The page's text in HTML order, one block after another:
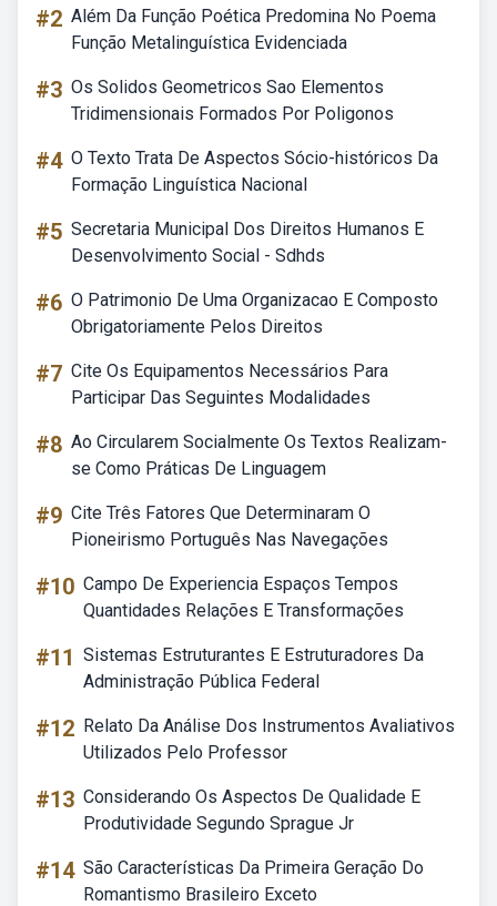
#2 Além Da Função Poética Predomina No Poema
Função Metalinguística Evidenciada
#3 Os Solidos Geometricos Sao Elementos
Tridimensionais Formados Por Poligonos
#4 O Texto Trata De Aspectos Sócio-históricos Da
Formação Linguística Nacional
#5 Secretaria Municipal Dos Direitos Humanos E
Desenvolvimento Social - Sdhds
#6 O Patrimonio De Uma Organizacao E Composto
Obrigatoriamente Pelos Direitos
#7 Cite Os Equipamentos Necessários Para
Participar Das Seguintes Modalidades
#8 Ao Circularem Socialmente Os Textos Realizam-
se Como Práticas De Linguagem
#9 Cite Três Fatores Que Determinaram O
Pioneirismo Português Nas Navegações
#10 Campo De Experiencia Espaços Tempos
Quantidades Relações E Transformações
#11 Sistemas Estruturantes E Estruturadores Da
Administração Pública Federal
#12 Relato Da Análise Dos Instrumentos Avaliativos
Utilizados Pelo Professor
#13 Considerando Os Aspectos De Qualidade E
Produtividade Segundo Sprague Jr
#14 São Características Da Primeira Geração Do
Romantismo Brasileiro Exceto